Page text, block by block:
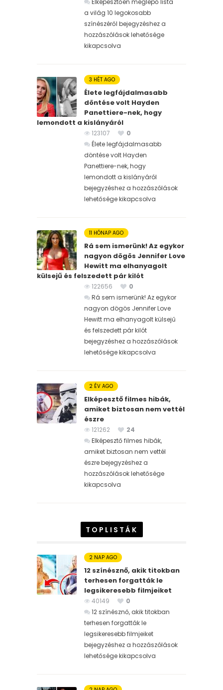
Elképesztően meglepő lista
a világ 10 legokosabb
színészéről bejegyzéshez a
hozzászólások lehetősége
kikapcsolva
3 HÉT AGO
Élete legfájdalmasabb
döntése volt Hayden
Panettiere-nek, hogy
lemondott a kislányáról
123107
0
Élete legfájdalmasabb
döntése volt Hayden
Panettiere-nek, hogy
lemondott a kislányáról
bejegyzéshez a hozzászólások
lehetősége kikapcsolva
11 HÓNAP AGO
Rá sem ismerünk! Az egykor
nagyon dögös Jennifer Love
Hewitt ma elhanyagolt
külsejű és felszedett pár kilót
122656
0
Rá sem ismerünk! Az egykor
nagyon dögös Jennifer Love
Hewitt ma elhanyagolt külsejű
és felszedett pár kilót
bejegyzéshez a hozzászólások
lehetősége kikapcsolva
2 ÉV AGO
Elképesztő filmes hibák,
amiket biztosan nem vettél
észre
121262
24
Elképesztő filmes hibák,
amiket biztosan nem vettél
észre bejegyzéshez a
hozzászólások lehetősége
kikapcsolva
TOPLISTÁK
2 NAP AGO
12 színésznő, akik titokban
terhesen forgatták le
legsikeresebb filmjeiket
40149
0
12 színésznő, akik titokban
terhesen forgatták le
legsikeresebb filmjeiket
bejegyzéshez a hozzászólások
lehetősége kikapcsolva